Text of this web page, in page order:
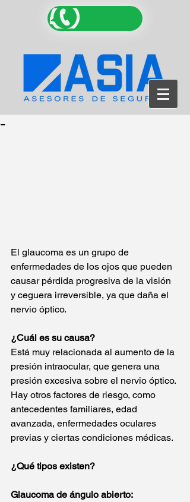
-
El glaucoma es un grupo de
enfermedades de los ojos que pueden
causar pérdida progresiva de la visión
y ceguera irreversible, ya que daña el
nervio óptico.
¿Cuál es su causa?
Está muy relacionada al aumento de la
presión intraocular, que genera una
presión excesiva sobre el nervio óptico.
Hay otros factores de riesgo, como
antecedentes familiares, edad
avanzada, enfermedades oculares
previas y ciertas condiciones médicas.
¿Qué tipos existen?
Glaucoma de ángulo abierto: